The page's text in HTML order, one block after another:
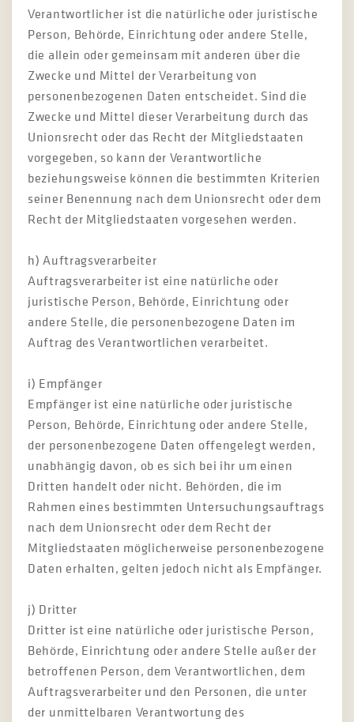
Verantwortlicher ist die natürliche oder juristische
Person, Behörde, Einrichtung oder andere Stelle,
die allein oder gemeinsam mit anderen über die
Zwecke und Mittel der Verarbeitung von
personenbezogenen Daten entscheidet. Sind die
Zwecke und Mittel dieser Verarbeitung durch das
Unionsrecht oder das Recht der Mitgliedstaaten
vorgegeben, so kann der Verantwortliche
beziehungsweise können die bestimmten Kriterien
seiner Benennung nach dem Unionsrecht oder dem
Recht der Mitgliedstaaten vorgesehen werden.
h) Auftragsverarbeiter
Auftragsverarbeiter ist eine natürliche oder
juristische Person, Behörde, Einrichtung oder
andere Stelle, die personenbezogene Daten im
Auftrag des Verantwortlichen verarbeitet.
i) Empfänger
Empfänger ist eine natürliche oder juristische
Person, Behörde, Einrichtung oder andere Stelle,
der personenbezogene Daten offengelegt werden,
unabhängig davon, ob es sich bei ihr um einen
Dritten handelt oder nicht. Behörden, die im
Rahmen eines bestimmten Untersuchungsauftrags
nach dem Unionsrecht oder dem Recht der
Mitgliedstaaten möglicherweise personenbezogene
Daten erhalten, gelten jedoch nicht als Empfänger.
j) Dritter
Dritter ist eine natürliche oder juristische Person,
Behörde, Einrichtung oder andere Stelle außer der
betroffenen Person, dem Verantwortlichen, dem
Auftragsverarbeiter und den Personen, die unter
der unmittelbaren Verantwortung des